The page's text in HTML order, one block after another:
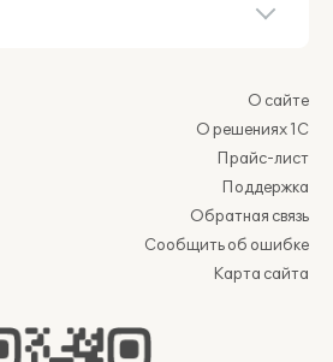
О сайте
О решениях 1С
Прайс-лист
Поддержка
Обратная связь
Сообщить об ошибке
Карта сайта